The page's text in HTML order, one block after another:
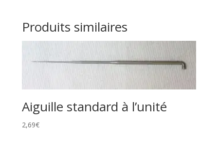
Produits similaires
Aiguille standard à l’unité
2,69€